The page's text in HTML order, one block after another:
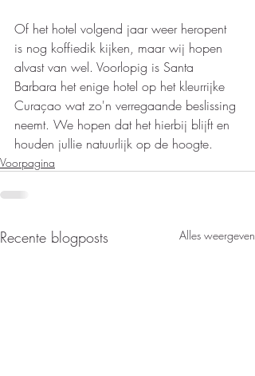
Of het hotel volgend jaar weer heropent
is nog koffiedik kijken, maar wij hopen
alvast van wel. Voorlopig is Santa
Barbara het enige hotel op het kleurrijke
Curaçao wat zo'n verregaande beslissing
neemt. We hopen dat het hierbij blijft en
houden jullie natuurlijk op de hoogte.
Voorpagina
Recente blogposts Alles weergeven